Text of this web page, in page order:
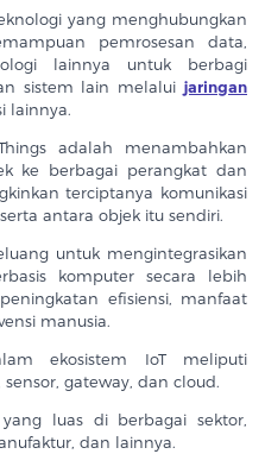
yang menghubungkan
pemrosesan data,
lainnya untuk berbagi
sistem lain melalui jaringan
lainnya.
adalah menambahkan
ke berbagai perangkat dan
terciptanya komunikasi
antara objek itu sendiri.
untuk mengintegrasikan
komputer secara lebih
efisiensi, manfaat
manusia.
ekosistem IoT meliputi
gateway, dan cloud.
luas di berbagai sektor,
dan lainnya.